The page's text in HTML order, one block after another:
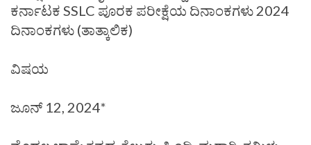
ಕರ್ನಾಟಕ SSLC ಪೂರಕ ಪರೀಕ್ಷೆಯ ದಿನಾಂಕಗಳು 2024
ದಿನಾಂಕಗಳು (ತಾತ್ಕಾಲಿಕ)
ವಿಷಯ
ಜೂನ್ 12, 2024*